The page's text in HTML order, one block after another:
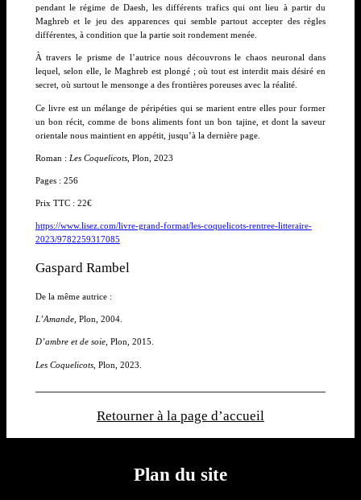
pendant le régime de Daesh, les différents trafics qui ont lieu à partir du
Maghreb et le jeu des apparences qui semble partout accepter des règles
différentes, à condition que la partie soit rondement menée.
À travers le prisme de l’autrice nous découvrons le chaos neuronal dans
lequel, selon elle, le Maghreb est plongé ; où tout est interdit mais désiré en
secret, où surtout le mensonge a des frontières poreuses avec la réalité.
Ce livre est un mélange de péripéties qui se marient entre elles pour former
un bon récit, comme de bons aliments font un bon tajine, et dont la saveur
orientale nous maintient en appétit, jusqu’à la dernière page.
Roman : Les Coquelicots, Plon, 2023
Pages : 256
Prix TTC : 22€
https://www.lisez.com/livre-grand-format/les-coquelicots-rentree-litteraire-
2023/9782259317085
Gaspard Rambel
De la même autrice :
L’Amande, Plon, 2004.
D’ambre et de soie, Plon, 2015.
Les Coquelicots, Plon, 2023.
Retourner à la page d’accueil
Plan du site